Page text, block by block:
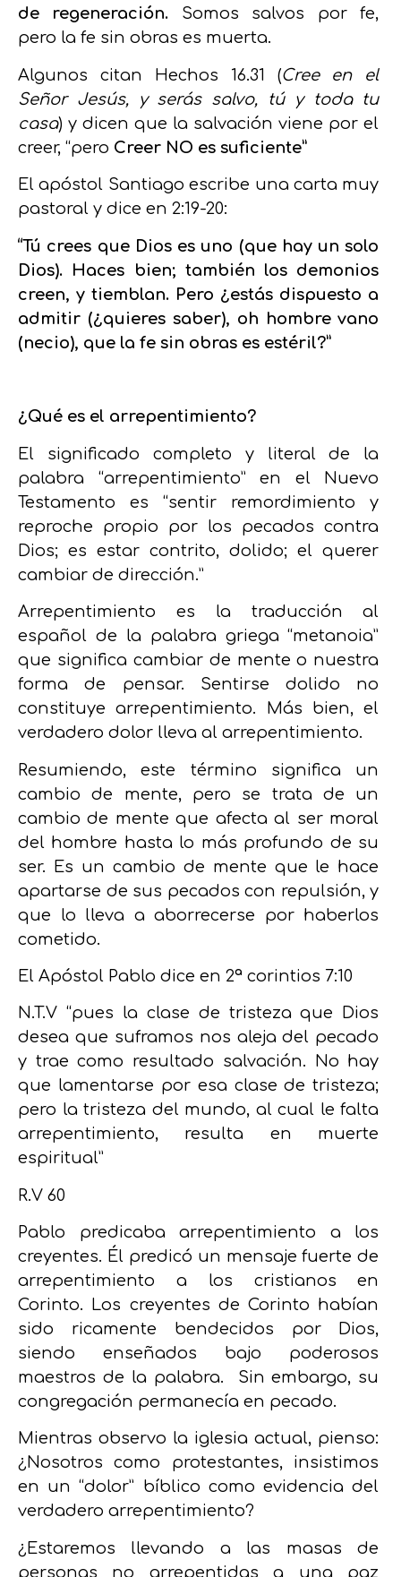
de regeneración. Somos salvos por fe,
pero la fe sin obras es muerta.
Algunos citan Hechos 16.31 (Cree en el
Señor Jesús, y serás salvo, tú y toda tu
casa) ydicen que la salvación viene por el
creer, “pero Creer NO es suficiente”
El apóstol Santiago escribe una carta muy
pastoral y dice en 2:19-20:
“Tú crees que Dios es uno (que hay un solo
Dios). Haces bien; también los demonios
creen, y tiemblan. Pero ¿estás dispuesto a
admitir (¿quieres saber), oh hombre vano
(necio), que la fe sin obras es estéril?”
¿Qué es el arrepentimiento?
El significado completo y literal de la
palabra “arrepentimiento” en el Nuevo
Testamento es“sentir remordimiento y
reproche propio por los pecados contra
Dios; es estar contrito, dolido; el querer
cambiar de dirección.”
Arrepentimiento es la traducción al
español de la palabra griega “metanoia”
que significa cambiar de mente o nuestra
forma de pensar. Sentirse dolido no
constituye arrepentimiento. Más bien, el
verdadero dolor lleva al arrepentimiento.
Resumiendo, este término significa un
cambio de mente, pero se trata de un
cambio de mente que afecta al ser moral
del hombre hasta lo más profundo de su
ser. Es un cambio de mente que le hace
apartarse de sus pecados con repulsión, y
que lo lleva a aborrecerse por haberlos
cometido.
El Apóstol Pablo dice en 2ª corintios 7:10
N.T.V “pues la clase de tristeza que Dios
desea que suframos nos aleja del pecado
y trae como resultado salvación. No hay
que lamentarse por esa clase de tristeza;
pero la tristeza del mundo, al cual le falta
arrepentimiento, resulta en muerte
espiritual”
R.V 60
Pablo predicaba arrepentimiento a los
creyentes. Él predicó un mensaje fuerte de
arrepentimiento a los cristianos en
Corinto. Los creyentes de Corinto habían
sido ricamente bendecidos por Dios,
siendo enseñados bajo poderosos
maestros de la palabra. Sin embargo, su
congregación permanecía en pecado.
Mientras observo la iglesia actual, pienso:
¿Nosotros como protestantes, insistimos
en un “dolor” bíblico como evidencia del
verdadero arrepentimiento?
¿Estaremos llevando a las masas de
personas no arrepentidas a una paz